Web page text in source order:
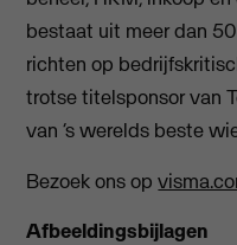
bestaat uit meer dan
richten op
trotse titelsponsor van
van ‘s werelds beste
Bezoek ons op
Afbeeldingsbijlagen